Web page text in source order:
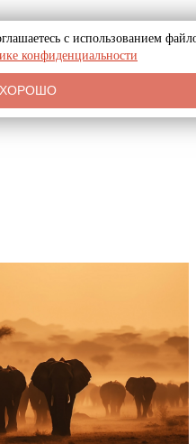
с использованием
конфиденциальности
ХОРОШО